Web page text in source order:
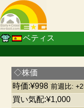
ベティス
◇株価
時価:¥998 前週比:
買い気配:¥1,000